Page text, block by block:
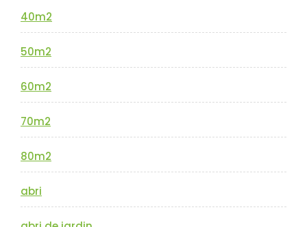
40m2
50m2
60m2
70m2
80m2
abri